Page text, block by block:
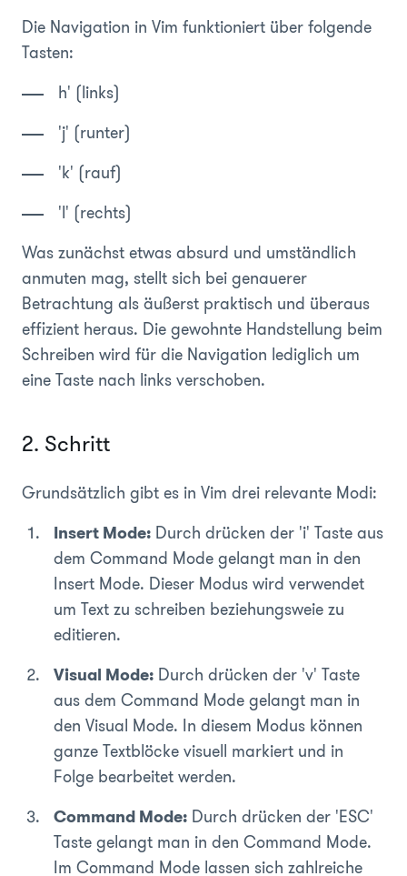
Die Navigation in Vim funktioniert über folgende
Tasten:
h' (links)
'j' (runter)
'k' (rauf)
'l' (rechts)
Was zunächst etwas absurd und umständlich
anmuten mag, stellt sich bei genauerer
Betrachtung als äußerst praktisch und überaus
effizient heraus. Die gewohnte Handstellung beim
Schreiben wird für die Navigation lediglich um
eine Taste nach links verschoben.
2. Schritt
Grundsätzlich gibt es in Vim drei relevante Modi:
Insert Mode: Durch drücken der 'i' Taste aus
dem Command Mode gelangt man in den
Insert Mode. Dieser Modus wird verwendet
um Text zu schreiben beziehungsweie zu
editieren.
Visual Mode: Durch drücken der 'v' Taste
aus dem Command Mode gelangt man in
den Visual Mode. In diesem Modus können
ganze Textblöcke visuell markiert und in
Folge bearbeitet werden.
Command Mode: Durch drücken der 'ESC'
Taste gelangt man in den Command Mode.
Im Command Mode lassen sich zahlreiche